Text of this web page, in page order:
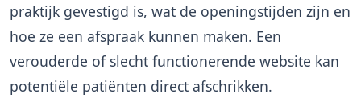
praktijk gevestigd is, wat de openingstijden zijn en
hoe ze een afspraak kunnen maken. Een
verouderde of slecht functionerende website kan
potentiële patiënten direct afschrikken.